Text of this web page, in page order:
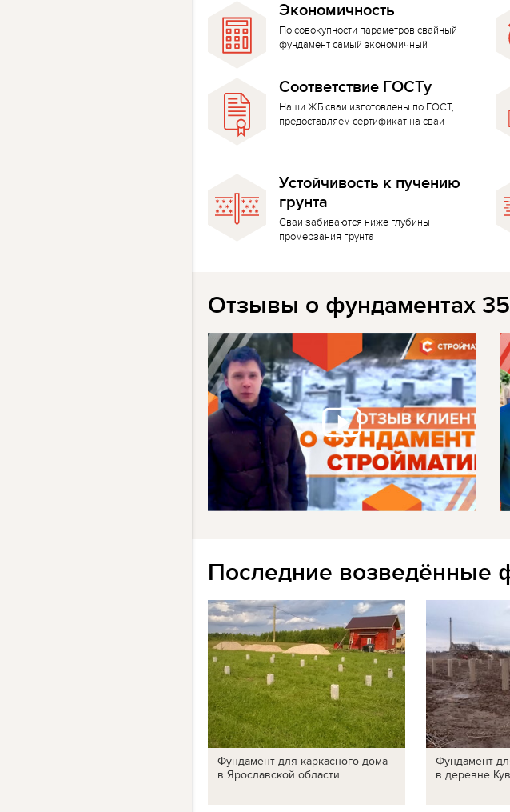
Экономичность
По совокупности параметров свайный
фундамент самый экономичный
Соответствие ГОСТу
Наши ЖБ сваи изготовлены по ГОСТ,
предоставляем сертификат на сваи
Устойчивость к пучению
грунта
Сваи забиваются ниже глубины
промерзания грунта
Отзывы о фундаментах
Последние возведённые
Фундамент для каркасного дома
в Ярославской области
Фундамент
в деревне